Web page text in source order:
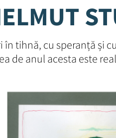
în tihnă, cu speranță
de anul acesta este